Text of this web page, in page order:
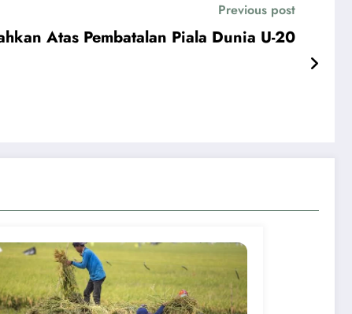
Previous post
Atas Pembatalan Piala Dunia U-20